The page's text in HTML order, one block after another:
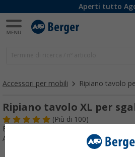
Aperti tutto
Accessori per mobili Ripiano tavolo
Ripiano tavolo XL per
(Più di 100)
Esito test:
Articolo n: 729800